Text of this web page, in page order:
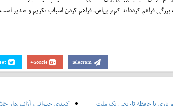
فراهم کرده‌اند کم‌ترین‌اش، فراهم کردن اسباب تکریم و تقدیر
Google+ Telegram
بازی با حافظه تاریخی یک ملت
کمدی حیوانی، آژانس‌دار